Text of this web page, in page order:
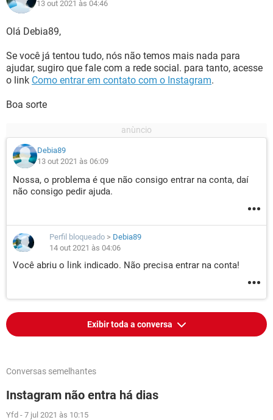
13 out 2021 às 04:46
Olá Debia89,
Se você já tentou tudo, nós não temos mais nada para
ajudar, sugiro que fale com a rede social. para tanto, acesse
o link Como entrar em contato com o Instagram.
Boa sorte
Debia89
13 out 2021 às 06:09
Nossa, o problema é que não consigo entrar na conta, daí
não consigo pedir ajuda.
Perfil bloqueado > Debia89
14 out 2021 às 04:06
Você abriu o link indicado. Não precisa entrar na conta!
Exibir toda a conversa
Conversas semelhantes
Instagram não entra há dias
Yfd - 7 jul 2021 às 10:15